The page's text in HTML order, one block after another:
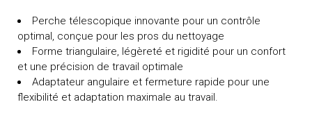
Perche télescopique innovante pour un contrôle
optimal, conçue pour les pros du nettoyage
Forme triangulaire, légèreté et rigidité pour un confort
et une précision de travail optimale
Adaptateur angulaire et fermeture rapide pour une
flexibilité et adaptation maximale au travail.